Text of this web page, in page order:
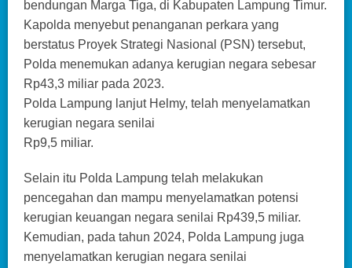
bendungan Marga Tiga, di Kabupaten Lampung Timur.
Kapolda menyebut penanganan perkara yang
berstatus Proyek Strategi Nasional (PSN) tersebut,
Polda menemukan adanya kerugian negara sebesar
Rp43,3 miliar pada 2023.
Polda Lampung lanjut Helmy, telah menyelamatkan
kerugian negara senilai
Rp9,5 miliar.
Selain itu Polda Lampung telah melakukan
pencegahan dan mampu menyelamatkan potensi
kerugian keuangan negara senilai Rp439,5 miliar.
Kemudian, pada tahun 2024, Polda Lampung juga
menyelamatkan kerugian negara senilai